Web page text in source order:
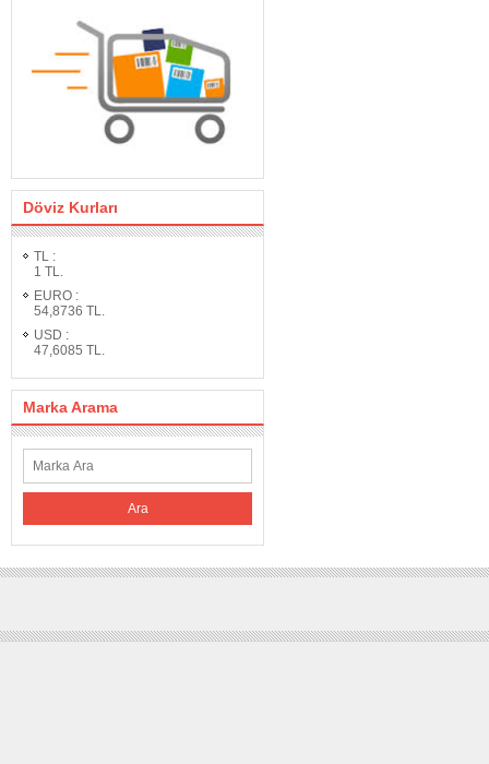
Döviz Kurları
TL :
1 TL.
EURO :
54,8736 TL.
USD :
47,6085 TL.
Marka Arama
Ara